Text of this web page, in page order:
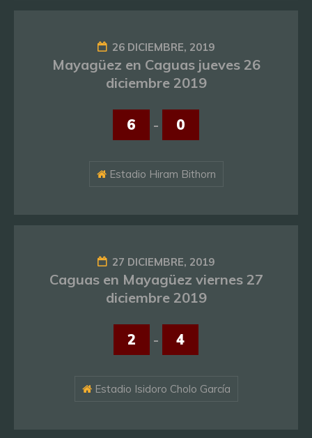
26 DICIEMBRE, 2019
Mayagüez en Caguas jueves 26
diciembre 2019
6 - 0
Estadio Hiram Bithorn
27 DICIEMBRE, 2019
Caguas en Mayagüez viernes 27
diciembre 2019
2 - 4
Estadio Isidoro Cholo García